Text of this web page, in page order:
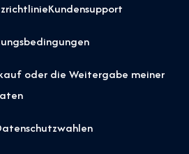
Kundensupport
oder die Weitergabe meiner